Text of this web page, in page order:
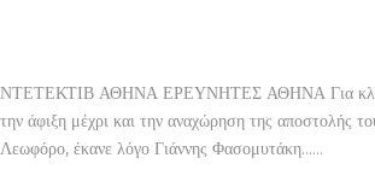
ΝΤΕΤΕΚΤΙΒ ΑΘΗΝΑ ΕΡΕΥΝΗΤΕΣ ΑΘΗΝΑ Για
την άφιξη μέχρι και την αναχώρηση της αποστολής
Λεωφόρο, έκανε λόγο Γιάννης Φασομυτάκη……